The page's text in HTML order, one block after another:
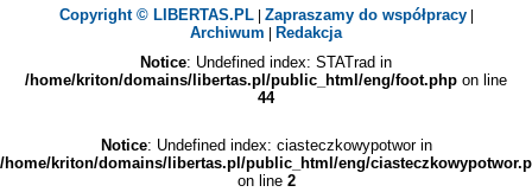
Copyright © LIBERTAS.PL| Zapraszamy do współpracy|
Archiwum
Redakcja
Notice: Undefined index: STATrad in
/home/kriton/domains/libertas.pl/public_html/eng/foot.php on line
44
Notice: Undefined index: ciasteczkowypotwor in
/home/kriton/domains/libertas.pl/public_html/eng/
on line 2